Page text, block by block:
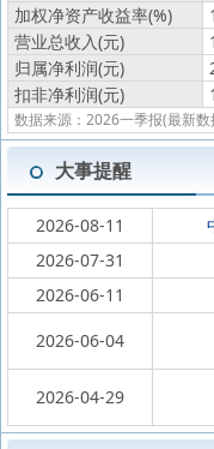
加权净资产收益率(%)
营业总收入(元)
归属净利润(元)
扣非净利润(元)
数据来源：2026一季报(最新
大事提醒
2026-08-11
2026-07-31
2026-06-11
2026-06-04
2026-04-29